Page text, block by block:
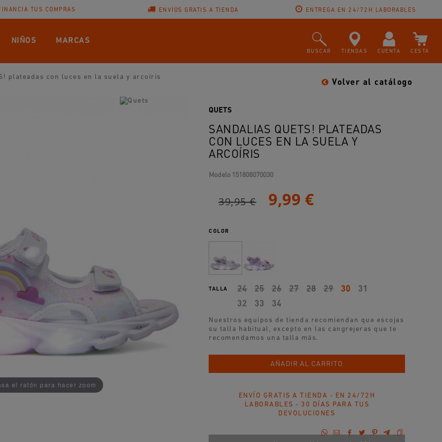
TUS COMPRAS ENVÍOS GRATIS A TIENDA ENTREGA EN 24/72H LABORABLES
NIÑOS MARCAS
CESTA
CUENTA
TIENDAS
BUSCAR
plateadas con luces en la suela y arcoíris Volver al catálogo
el ratón para hacer zoom
SANDALIAS QUETS! PLATEADAS
CON LUCES EN LA SUELA Y
ARCOÍRIS
QUETS
Modelo 151808070030
39,95 € 9,99 €
COLOR
TALLA 24 25 26 27 28 29 30
31
32
33 34
Nuestros equipos de tienda recomiendan que escojas
su talla habitual, excepto en las cangrejeras que te
recomendamos una talla más.
AÑADIR AL CARRITO
ENVÍO GRATIS A TIENDA - EN 24/72H
LABORABLES - 30 DÍAS PARA TUS
DEVOLUCIONES